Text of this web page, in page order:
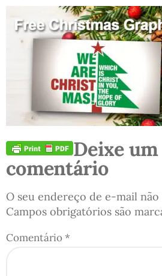
Deixe um
comentário
O seu endereço de e-mail
Campos obrigatórios são
Comentário*